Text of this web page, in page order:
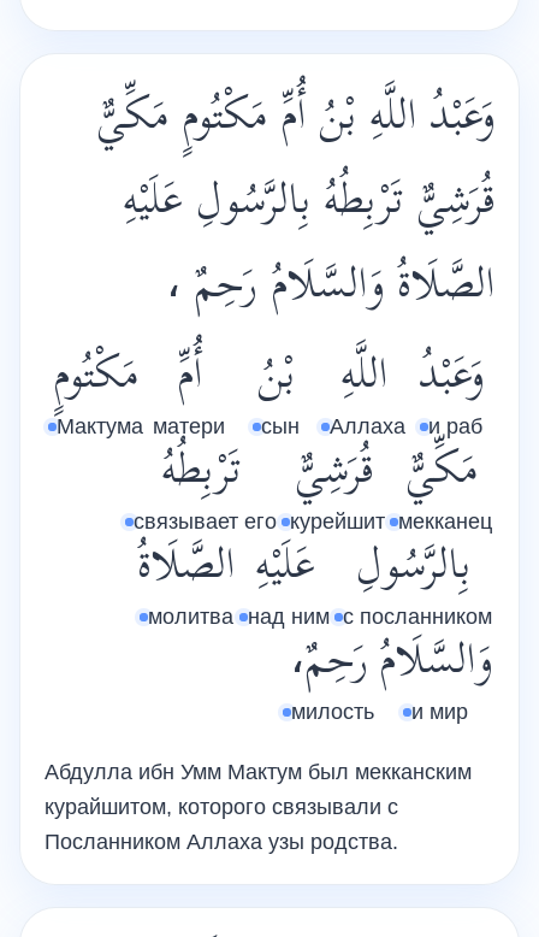
وَعَبْدُ اللَّهِ بْنُ أُمِّ مَكْتُومٍ مَكِّيٌّ
قُرَشِيٌّ تَرْبِطُهُ بِالرَّسُولِ عَلَيْهِ
الصَّلَاةُ وَالسَّلَامُ رَحِمٌ ،
وَعَبْدُ
и раб
اللَّهِ
Аллаха
بْنُ
сын
أُمِّ
матери
مَكْتُومٍ
Мактума
مَكِّيٌّ
мекканец
قُرَشِيٌّ
курейшит
تَرْبِطُهُ
связывает его
بِالرَّسُولِ
с посланником
عَلَيْهِ
над ним
الصَّلَاةُ
молитва
وَالسَّلَامُ
и мир
رَحِمٌ،
милость
Абдулла ибн Умм Мактум был мекканским
курайшитом, которого связывали с
Посланником Аллаха узы родства.